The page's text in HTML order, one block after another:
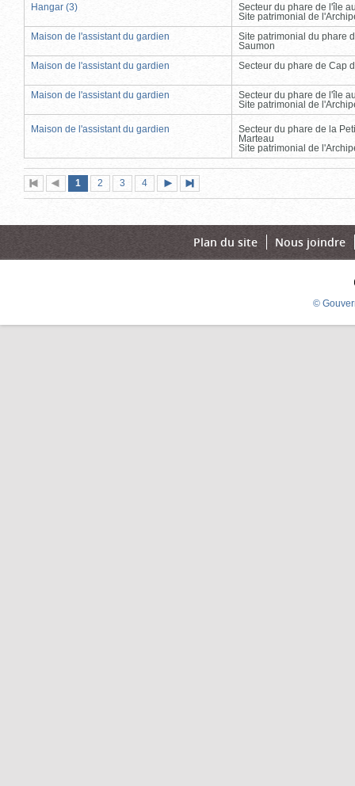
Hangar (3)
Secteur du phare de l'île
Site patrimonial de
Maison de l'assistant du gardien
Site patrimonial du phare
Saumon
Maison de l'assistant du gardien
Secteur du phare de Cap
Maison de l'assistant du gardien
Secteur du phare de l'île
Site patrimonial de
Maison de l'assistant du gardien
Secteur du phare de la
Marteau
Site patrimonial de
Première
page
Page
précédente
Page
1 (page
actuelle)
Page
2 Page
3 Page
4
suivante
page
Plan du site Nous joindre
©